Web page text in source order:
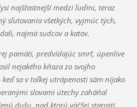
najšťastnejší medzi ľuďmi, teraz
sľutovania všetkých, vyjmúc tých,
najmä sudcov a katov.
pamäti, predvídajúc smrť, úpenlive
nejakého kňaza zo svojho
sa v toľkej utrápenosti sám nijako
slovami útechy zaháňal
dušu, nad ktorú väčšej starosti